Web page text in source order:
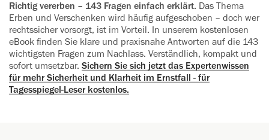
Richtig vererben – 143 Fragen einfach erklärt. Das Thema
Erben und Verschenken wird häufig aufgeschoben – doch wer
rechtssicher vorsorgt, ist im Vorteil. In unserem kostenlosen
eBook finden Sie klare und praxisnahe Ant­worten auf die 143
wichtigsten Fragen zum Nachlass. Verständlich, kompakt und
sofort umsetzbar. Sichern Sie sich jetzt das Expertenwissen
für mehr Si­cherheit und Klarheit im Ernstfall - für
Tagesspiegel-Leser kostenlos.